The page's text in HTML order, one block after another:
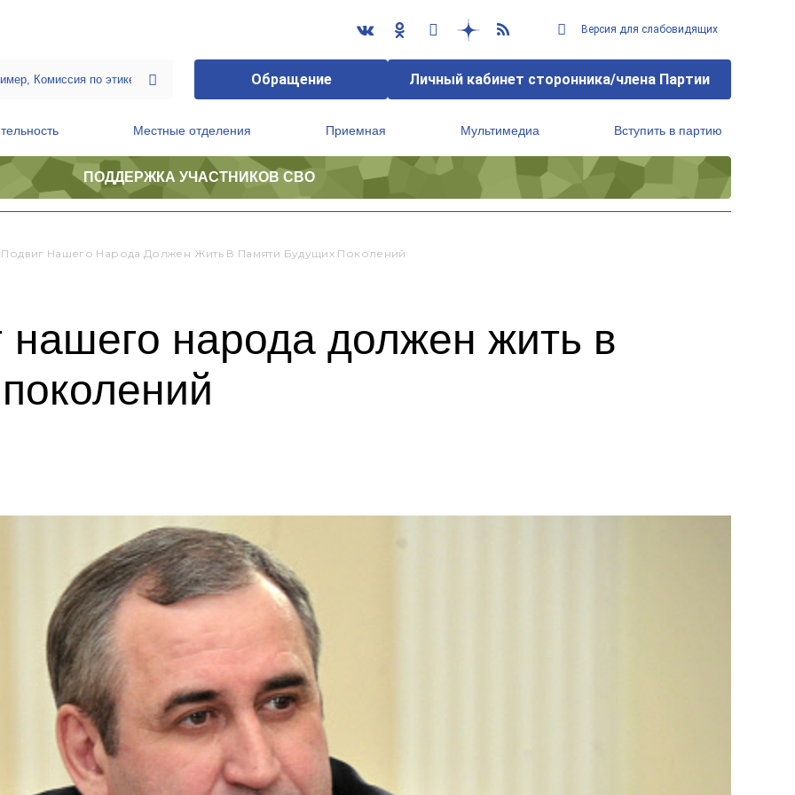
Версия для слабовидящих
Обращение Личный кабинет сторонника/члена Партии
Местные отделения Приемная Мультимедиа Вступить в партию
ПОДДЕРЖКА УЧАСТНИКОВ СВО
Нашего Народа Должен Жить В Памяти Будущих Поколений
народа должен жить в